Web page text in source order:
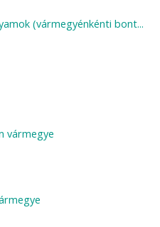
(vármegyénkénti bont...
vármegye